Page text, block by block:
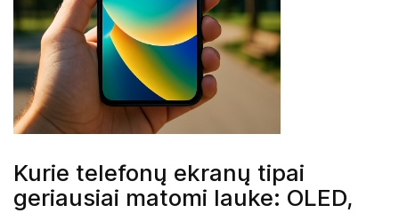
Kurie telefonų ekranų tipai
geriausiai matomi lauke: OLED,